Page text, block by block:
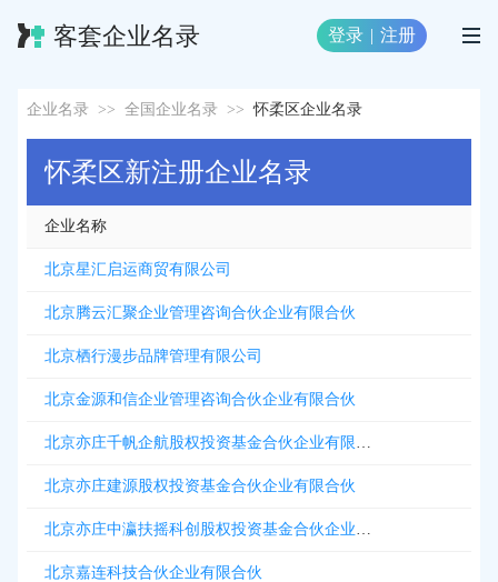
客套企业名录 登录 | 注册
企业名录 >> 全国企业名录 >> 怀柔区企业名录
怀柔区新注册企业名录
企业名称
北京星汇启运商贸有限公司
北京腾云汇聚企业管理咨询合伙企业有限合伙
北京栖行漫步品牌管理有限公司
北京金源和信企业管理咨询合伙企业有限合伙
北京亦庄千帆企航股权投资基金合伙企业有限合伙
北京亦庄建源股权投资基金合伙企业有限合伙
北京亦庄中瀛扶摇科创股权投资基金合伙企业有限合伙
北京嘉连科技合伙企业有限合伙